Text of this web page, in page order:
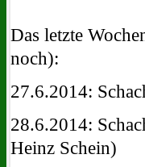
Das letzte
noch):
27.6.2014:
28.6.2014:
Heinz Schein)